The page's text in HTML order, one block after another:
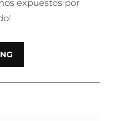
expuestos por